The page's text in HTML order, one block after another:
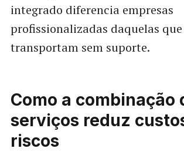
integrado diferencia empresas
profissionalizadas daquelas que
transportam sem suporte.
Como a combinação
serviços reduz
riscos